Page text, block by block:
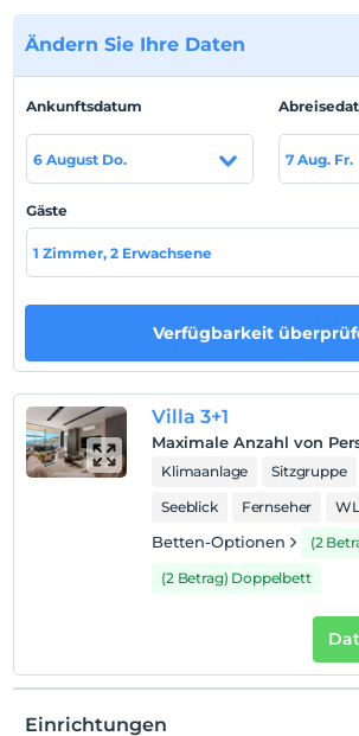
arkadaş grupları için ideal villa
Villamızda kapalı otopark bulunmaktadır.
Standort
Kaş Kalkan Bölgesi'nde yer almaktadır.
yakın konumda yer alan villamız lüks
doldurmaktadır.
Strand
En yakın sahile 1 km mesafededir.
Auf Karte
anzeigen
Hotelpolitik
Einchecken
Rauchen im Zimmer verboten
Kind(er)
Ändern Sie Ihre Daten
Ankunftsdatum
6 August Do. 7 Aug. Fr.
Gäste
1 Zimmer, 2 Erwachsene
Verfügbarkeit
Villa 3+1
Maximale Anzahl von
Klimaanlage Sitzgruppe
Seeblick
Fernseher
Betten-Optionen
(2
(2 Betrag) Doppelbett
Einrichtungen